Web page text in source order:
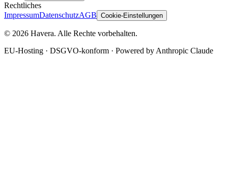
Rechtliches
ImpressumDatenschutzAGB Cookie-Einstellungen
© 2026 Havera. Alle Rechte vorbehalten.
EU-Hosting · DSGVO-konform · Powered by Anthropic Claude